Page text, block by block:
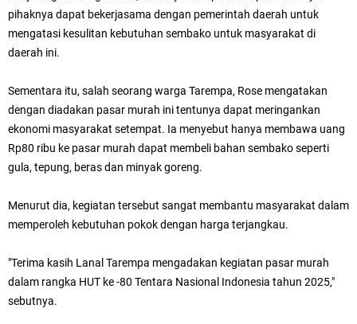
pihaknya dapat bekerjasama dengan pemerintah daerah untuk
mengatasi kesulitan kebutuhan sembako untuk masyarakat di
daerah ini.
Sementara itu, salah seorang warga Tarempa, Rose mengatakan
dengan diadakan pasar murah ini tentunya dapat meringankan
ekonomi masyarakat setempat. Ia menyebut hanya membawa uang
Rp80 ribu ke pasar murah dapat membeli bahan sembako seperti
gula, tepung, beras dan minyak goreng.
Menurut dia, kegiatan tersebut sangat membantu masyarakat dalam
memperoleh kebutuhan pokok dengan harga terjangkau.
"Terima kasih Lanal Tarempa mengadakan kegiatan pasar murah
dalam rangka HUT ke -80 Tentara Nasional Indonesia tahun 2025,"
sebutnya.